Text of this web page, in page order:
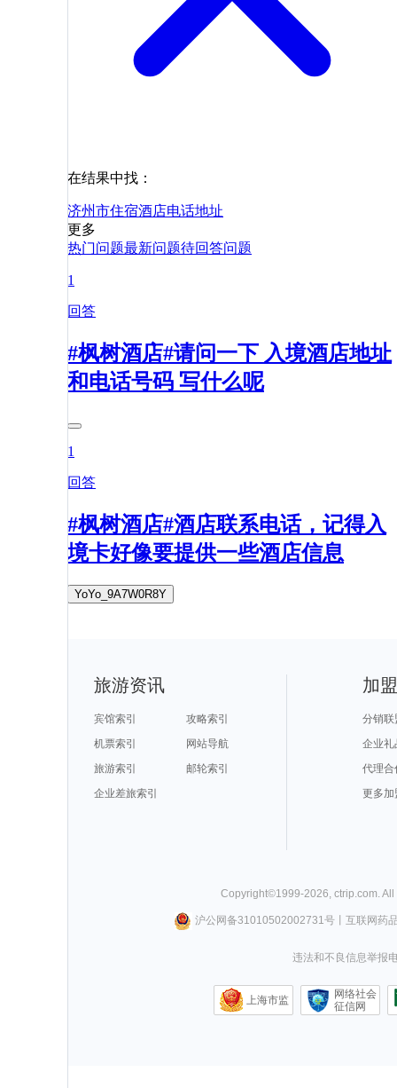
在结果中找：
济州市住宿酒店电话地址
更多
热门问题最新问题待回答问题
1
回答
#枫树酒店#请问一下 入境酒店地址
和电话号码 写什么呢
1
回答
#枫树酒店#酒店联系电话，记得入
境卡好像要提供一些酒店信息
YoYo_9A7W0R8Y
旅游资讯
宾馆索引
攻略索引
机票索引
网站导航
旅游索引
邮轮索引
企业差旅索引
加
分销联
企业礼
代理合
更多加
Copyright©1999-2026 ctrip.com .
沪公网备31010502002731号丨 互联网药
违法和不良信息举报
上海市监
网络社会
征信网